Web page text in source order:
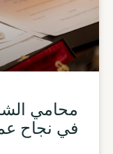
محامي
في نجاح